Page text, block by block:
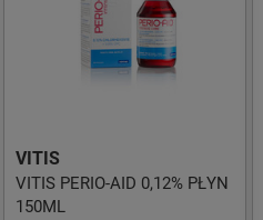
VITIS
VITIS PERIO-AID 0,12% PŁYN
150ML